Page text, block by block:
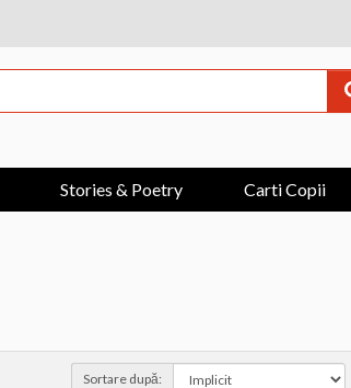
Stories & Poetry Carti Copii
Sortare după: